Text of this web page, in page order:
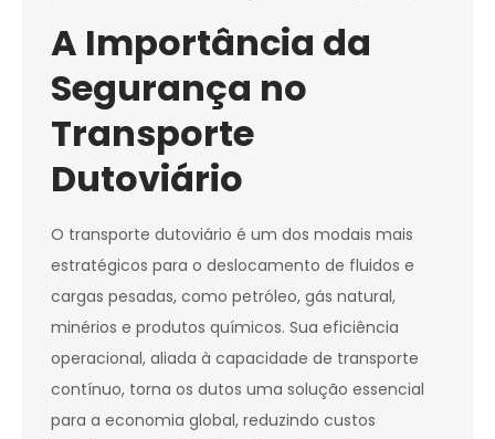
A Importância da
Segurança no
Transporte
Dutoviário
O transporte dutoviário é um dos modais mais
estratégicos para o deslocamento de fluidos e
cargas pesadas, como petróleo, gás natural,
minérios e produtos químicos. Sua eficiência
operacional, aliada à capacidade de transporte
contínuo, torna os dutos uma solução essencial
para a economia global, reduzindo custos